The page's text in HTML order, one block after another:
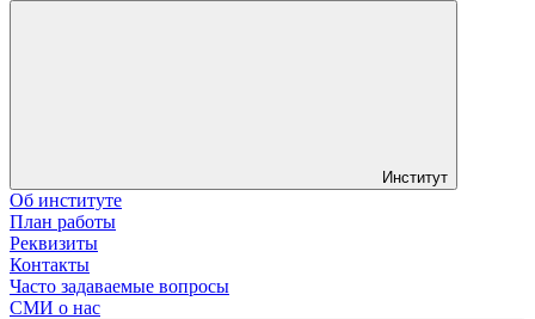
Институт
Об институте
План работы
Реквизиты
Контакты
Часто задаваемые вопросы
СМИ о нас